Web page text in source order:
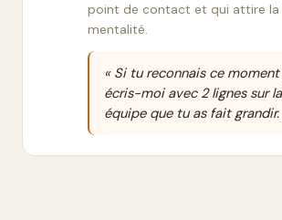
point de contact et qui attire la
mentalité.
« Si tu reconnais ce
écris-moi avec 2 lignes sur
équipe que tu as fait grandir.